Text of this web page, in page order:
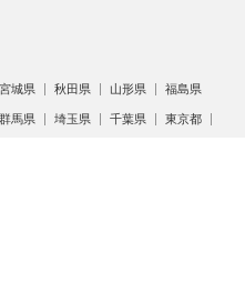
スタッフ
求人
キャスト
求人
宮城県 秋田県 山形県 福島県
群馬県 埼玉県 千葉県
東京都